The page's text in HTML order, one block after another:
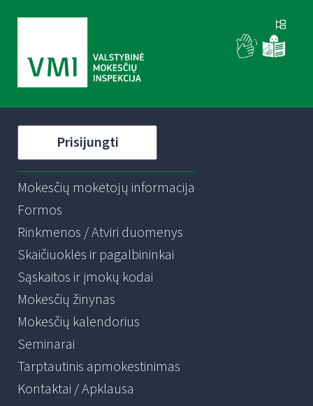
Prisijungti
Mokesčių mokėtojų informacija
Formos
Rinkmenos / Atviri duomenys
Skaičiuoklės ir pagalbininkai
Sąskaitos ir įmokų kodai
Mokesčių žinynas
Mokesčių kalendorius
Seminarai
Tarptautinis apmokestinimas
Kontaktai / Apklausa